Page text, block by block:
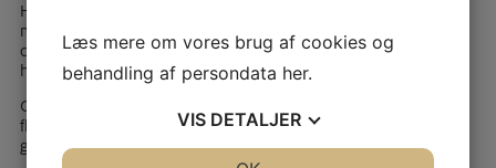
Hver tredje lørdag holdes der bibelklub, hvor vi på alternative
måder oplever beretninger fra biblen. Fx lavede vi en
dramatisering af fortællingen om Kain og Abel – hvor vi
heldigvis alle overlevede.
Om søndagen er der et fast tilbud om kirkegang, hvilket de
fleste nyder. Desuden kommer den lokale præst og holder
gudstjeneste på Hjertebo ca. en gang om måneden
Læs mere om vores brug af cookies og
behandling af persondata her.
VIS DETALJER